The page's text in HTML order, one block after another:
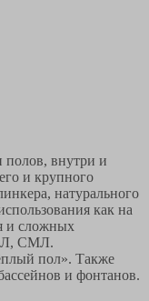
полов, внутри и
и крупного
натурального
как на
и сложных
СМЛ.
пол». Также
и фонтанов.